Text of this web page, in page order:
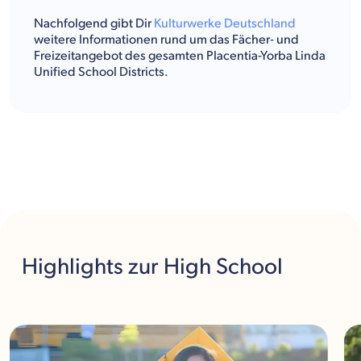
Nachfolgend gibt DirKulturwerke Deutschland
weitere Informationen rund um das Fächer- und
Freizeitangebot des gesamten Placentia-Yorba Linda
Unified School Districts.
Highlights zur High School